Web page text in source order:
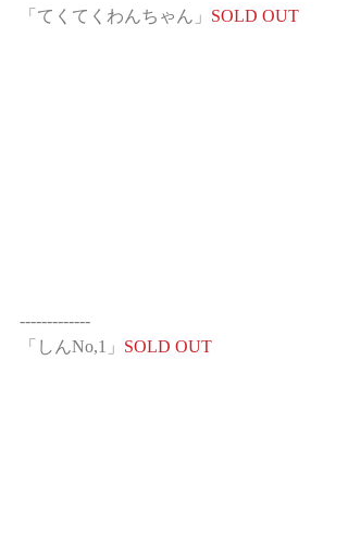
「てくてくわんちゃん」 SOLD OUT
-------------
「しんNo,1」 SOLD OUT